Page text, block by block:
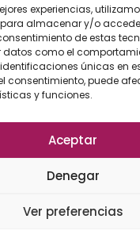
experiencias,
almacenar y/o
de estas
datos como el
únicas en
consentimiento, puede
y funciones.
Aceptar
Denegar
Ver preferencias
Aviso legal·
Configurar